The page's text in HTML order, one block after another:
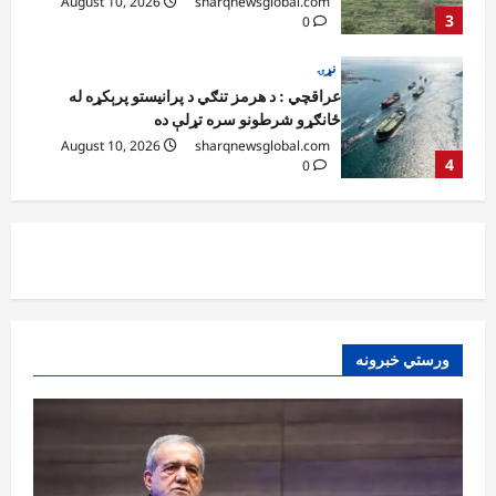
4
0
5
نړۍ
احمد الشرع: له روسیې سره پخواني تړونونه
به خوندي پاتې شي
sharqnewsglobal.com
0
August 10, 2026
ورستي خبرونه